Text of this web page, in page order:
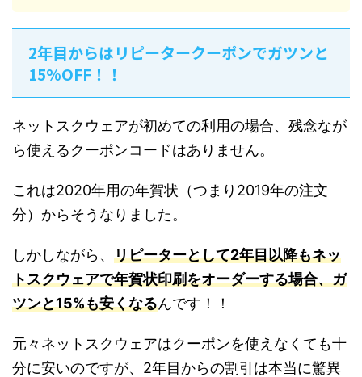
2年目からはリピータークーポンでガツンと
15%OFF！！
ネットスクウェアが初めての利用の場合、残念なが
ら使えるクーポンコードはありません。
これは2020年用の年賀状（つまり2019年の注文
分）からそうなりました。
しかしながら、 リピーターとして2年目以降もネッ
トスクウェアで年賀状印刷をオーダーする場合、ガ
ツンと15%も安くなるんです！！
元々ネットスクウェアはクーポンを使えなくても十
分に安いのですが、2年目からの割引は本当に驚異